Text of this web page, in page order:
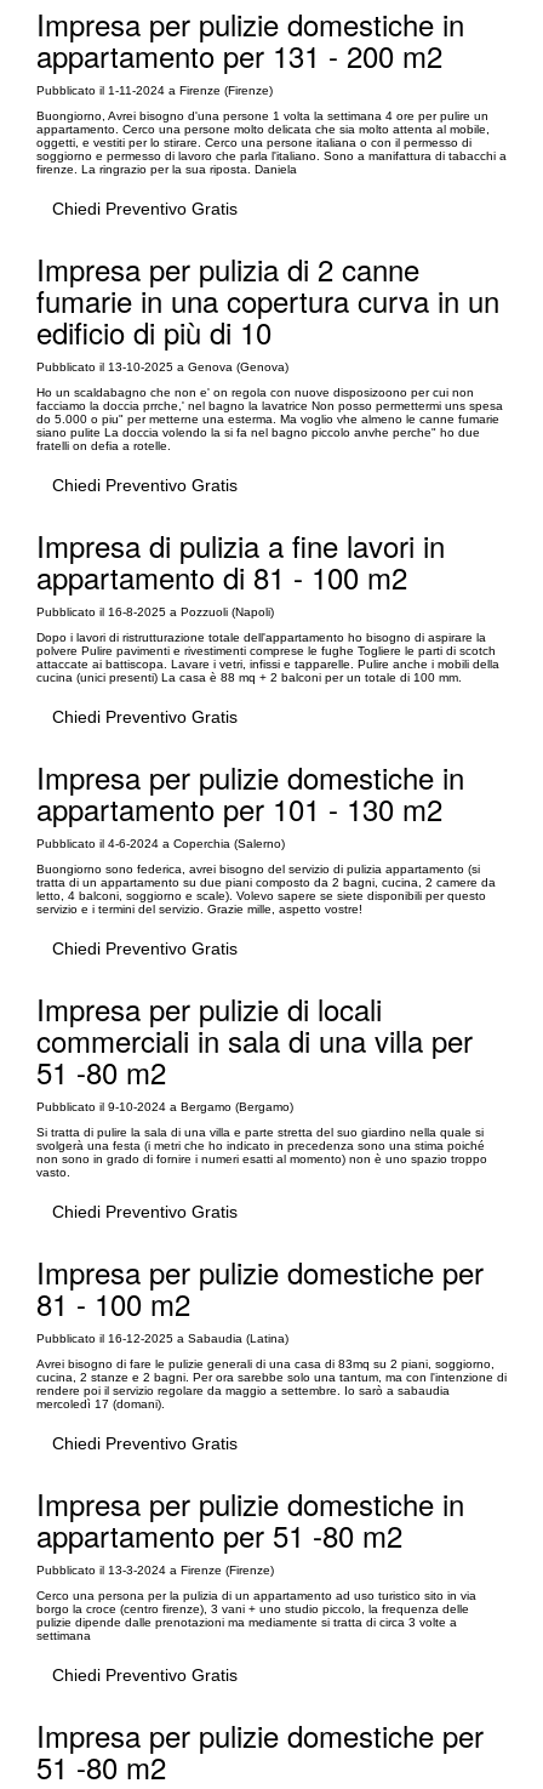
Impresa per pulizie domestiche in
appartamento per 131 - 200 m2
Pubblicato il 1-11-2024 a Firenze (Firenze)
Buongiorno, Avrei bisogno d'una persone 1 volta la settimana 4 ore per pulire un
appartamento. Cerco una persone molto delicata che sia molto attenta al mobile,
oggetti, e vestiti per lo stirare. Cerco una persone italiana o con il permesso di
soggiorno e permesso di lavoro che parla l'italiano. Sono a manifattura di tabacchi a
firenze. La ringrazio per la sua riposta. Daniela
Chiedi Preventivo Gratis
Impresa per pulizia di 2 canne
fumarie in una copertura curva in un
edificio di più di 10
Pubblicato il 13-10-2025 a Genova (Genova)
Ho un scaldabagno che non e' on regola con nuove disposizoono per cui non
facciamo la doccia prrche,' nel bagno la lavatrice Non posso permettermi uns spesa
do 5.000 o piu" per metterne una esterma. Ma voglio vhe almeno le canne fumarie
siano pulite La doccia volendo la si fa nel bagno piccolo anvhe perche" ho due
fratelli on defia a rotelle.
Chiedi Preventivo Gratis
Impresa di pulizia a fine lavori in
appartamento di 81 - 100 m2
Pubblicato il 16-8-2025 a Pozzuoli (Napoli)
Dopo i lavori di ristrutturazione totale dell'appartamento ho bisogno di aspirare la
polvere Pulire pavimenti e rivestimenti comprese le fughe Togliere le parti di scotch
attaccate ai battiscopa. Lavare i vetri, infissi e tapparelle. Pulire anche i mobili della
cucina (unici presenti) La casa è 88 mq + 2 balconi per un totale di 100 mm.
Chiedi Preventivo Gratis
Impresa per pulizie domestiche in
appartamento per 101 - 130 m2
Pubblicato il 4-6-2024 a Coperchia (Salerno)
Buongiorno sono federica, avrei bisogno del servizio di pulizia appartamento (si
tratta di un appartamento su due piani composto da 2 bagni, cucina, 2 camere da
letto, 4 balconi, soggiorno e scale). Volevo sapere se siete disponibili per questo
servizio e i termini del servizio. Grazie mille, aspetto vostre!
Chiedi Preventivo Gratis
Impresa per pulizie di locali
commerciali in sala di una villa per
51 -80 m2
Pubblicato il 9-10-2024 a Bergamo (Bergamo)
Si tratta di pulire la sala di una villa e parte stretta del suo giardino nella quale si
svolgerà una festa (i metri che ho indicato in precedenza sono una stima poiché
non sono in grado di fornire i numeri esatti al momento) non è uno spazio troppo
vasto.
Chiedi Preventivo Gratis
Impresa per pulizie domestiche per
81 - 100 m2
Pubblicato il 16-12-2025 a Sabaudia (Latina)
Avrei bisogno di fare le pulizie generali di una casa di 83mq su 2 piani, soggiorno,
cucina, 2 stanze e 2 bagni. Per ora sarebbe solo una tantum, ma con l'intenzione di
rendere poi il servizio regolare da maggio a settembre. Io sarò a sabaudia
mercoledì 17 (domani).
Chiedi Preventivo Gratis
Impresa per pulizie domestiche in
appartamento per 51 -80 m2
Pubblicato il 13-3-2024 a Firenze (Firenze)
Cerco una persona per la pulizia di un appartamento ad uso turistico sito in via
borgo la croce (centro firenze), 3 vani + uno studio piccolo, la frequenza delle
pulizie dipende dalle prenotazioni ma mediamente si tratta di circa 3 volte a
settimana
Chiedi Preventivo Gratis
Impresa per pulizie domestiche per
51 -80 m2